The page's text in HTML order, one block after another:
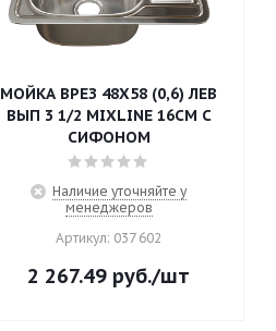
МОЙКА ВРЕЗ 48Х58 (0,6) ЛЕВ
ВЫП 3 1/2 MIXLINE 16СМ С
СИФОНОМ
Наличие уточняйте у
менеджеров
Артикул: 037 602
2 267.49 руб./шт